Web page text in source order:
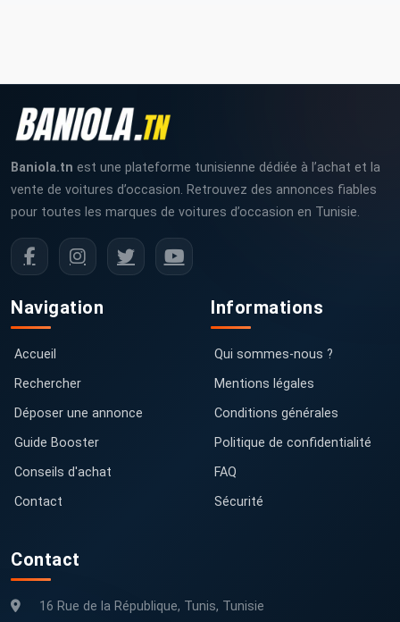
Baniola.tn est une plateforme tunisienne dédiée à l’achat et la
vente de voitures d’occasion. Retrouvez des annonces fiables
pour toutes les marques de voitures d’occasion en Tunisie.
Navigation
Accueil
Rechercher
Déposer une annonce
Guide Booster
Conseils d'achat
Contact
Informations
Qui sommes-nous ?
Mentions légales
Conditions générales
Politique de confidentialité
FAQ
Sécurité
Contact
16 Rue de la République, Tunis, Tunisie